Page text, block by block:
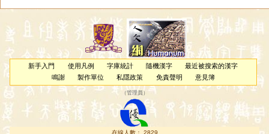
新手入門 使用凡例 字庫統計 隨機漢字
最近被搜索的漢字
鳴謝
製作單位 私隱政策 免責聲明 意見簿
（管理員 ）